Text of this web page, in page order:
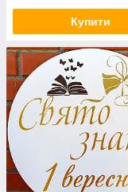
Купити